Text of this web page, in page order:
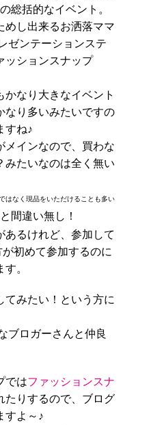
総括的なイベント。
めし出来るお洒落ママ
ゼンテーションステ
ッションスナップ
なり大きなイベント
なり多いみたいですの
すね♪
メインなので、買わな
みたいなのは全く無い
はなく現品をいただけることも多い
間違い無し！
あるけれど、参加して
初めて参加するのに
。
てみたい！という方に
ブロガーさんと仲良
ではファッションスナ
たりするので、ブログ
すよ～♪